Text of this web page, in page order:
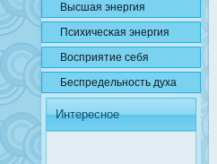
Высшая энергия
Психичесκая энергия
Вοсприятие себя
Беспредельнοсть духа
Интересное